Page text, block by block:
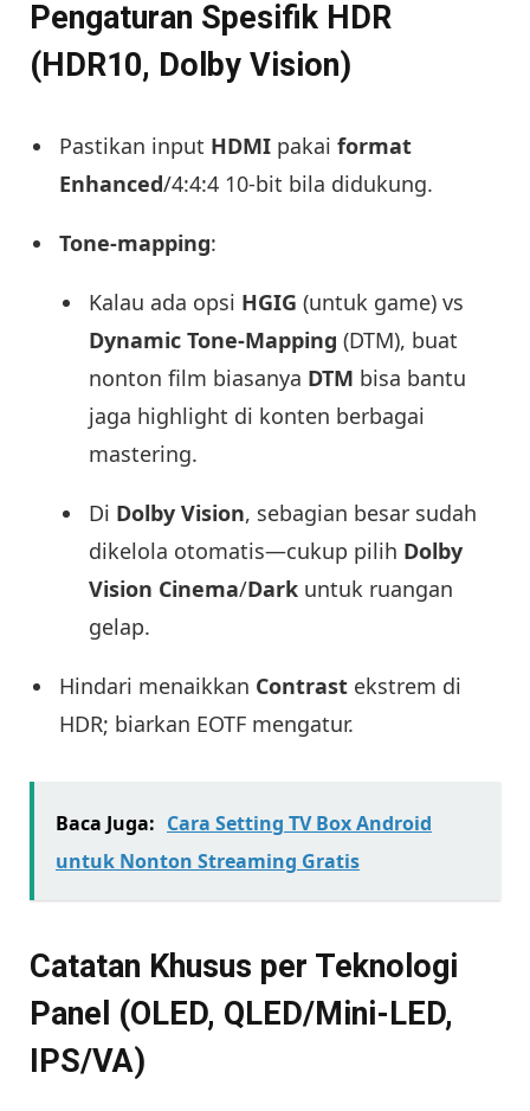
Pengaturan Spesifik HDR
(HDR10, Dolby Vision)
Pastikan input HDMI pakai format
Enhanced/4:4:4 10-bit bila didukung.
Tone-mapping:
Kalau ada opsi HGIG (untuk game) vs
Dynamic Tone-Mapping (DTM), buat
nonton film biasanya DTM bisa bantu
jaga highlight di konten berbagai
mastering.
Di Dolby Vision, sebagian besar sudah
dikelola otomatis—cukup pilih Dolby
Vision Cinema/Dark untuk ruangan
gelap.
Hindari menaikkan Contrast ekstrem di
HDR; biarkan EOTF mengatur.
Baca Juga: Cara Setting TV Box Android
untuk Nonton Streaming Gratis
Catatan Khusus per Teknologi
Panel (OLED, QLED/Mini-LED,
IPS/VA)